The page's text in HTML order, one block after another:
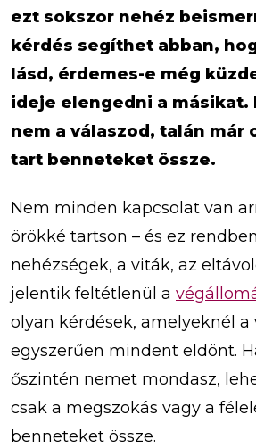
ezt sokszor nehéz
kérdés segíthet abban,
lásd, érdemes-e még
ideje elengedni a másikat.
nem a válaszod, talán már
tart benneteket össze.
Nem minden kapcsolat van
örökké tartson – és ez
nehézségek, a viták, az
jelentik feltétlenül a
olyan kérdések, amelyeknél a
egyszerűen mindent eldönt.
őszintén nemet mondasz,
csak a megszokás vagy a
benneteket össze.